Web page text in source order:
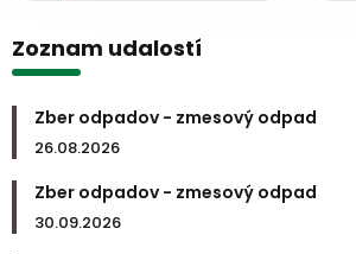
Zoznam udalostí
Zber odpadov - zmesový odpad
26.08.2026
Zber odpadov - zmesový odpad
30.09.2026